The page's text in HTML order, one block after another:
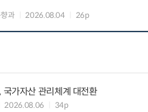
과 2026.08.04 26p
가자산 관리체계 대전환
2026.08.06 34p